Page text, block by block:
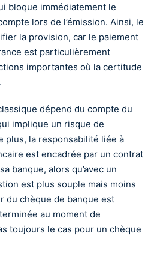
bloque immédiatement le
lors de l’émission. Ainsi, le
la provision, car le paiement
est particulièrement
importantes où la certitude
dépend du compte du
implique un risque de
plus, la responsabilité liée à
est encadrée par un contrat
banque, alors qu’avec un
est plus souple mais moins
du chèque de banque est
au moment de
toujours le cas pour un chèque